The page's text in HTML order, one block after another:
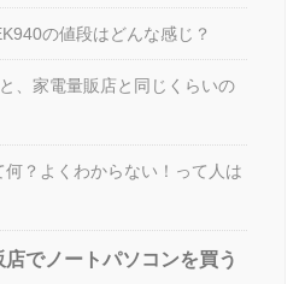
の値段はどんな感じ？
、家電量販店と同じくらいの
何？よくわからない！って人は
でノートパソコンを買う